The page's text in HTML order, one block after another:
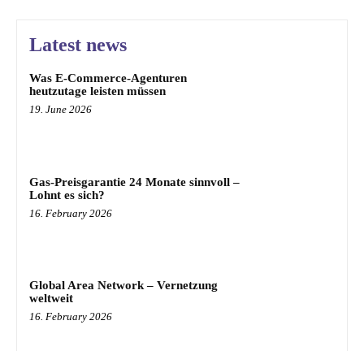
Latest news
Was E-Commerce-Agenturen
heutzutage leisten müssen
19. June 2026
Gas-Preisgarantie 24 Monate sinnvoll –
Lohnt es sich?
16. February 2026
Global Area Network – Vernetzung
weltweit
16. February 2026